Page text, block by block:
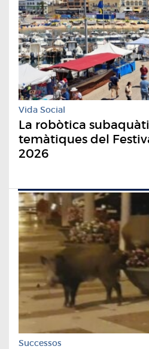
Vida Social
La robòtica
temàtiques del
2026
Successos